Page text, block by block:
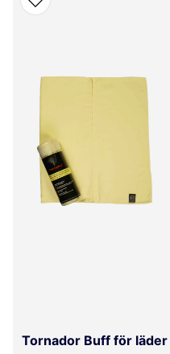
Tornador Buff för läder